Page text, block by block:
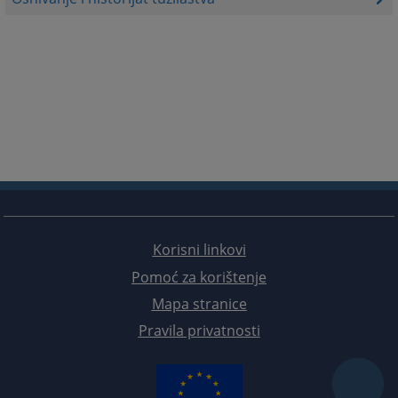
Korisni linkovi
Pomoć za korištenje
Mapa stranice
Pravila privatnosti